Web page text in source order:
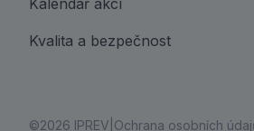
Kalendář akcí
Kvalita a bezpečnost
©2026 IPREV Ochrana osobních